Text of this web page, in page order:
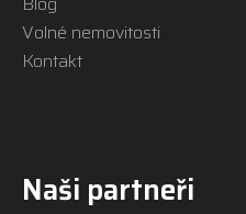
Volné nemovitosti
Kontakt
Naši partneři